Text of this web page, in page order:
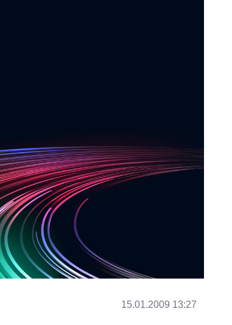
15.01.2009 13:27